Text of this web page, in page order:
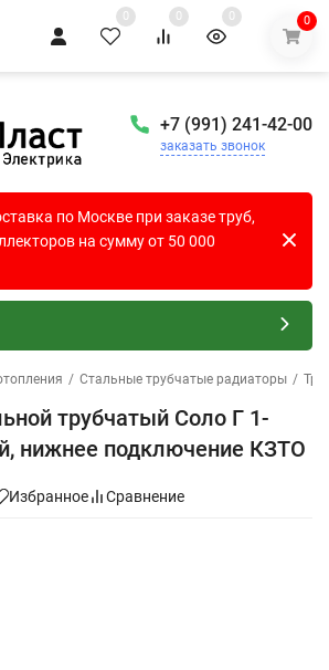
0 0 0 0
+7 (991) 241-42-00
заказать звонок
по Москве при заказе труб,
на сумму от 50 000
/ Стальные трубчатые радиаторы /
трубчатый Соло Г 1-
нижнее подключение КЗТО
Избранное Сравнение